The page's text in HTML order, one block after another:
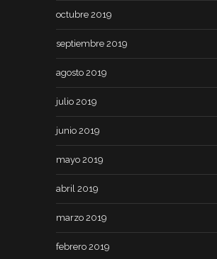
octubre 2019
septiembre 2019
agosto 2019
julio 2019
junio 2019
mayo 2019
abril 2019
marzo 2019
febrero 2019